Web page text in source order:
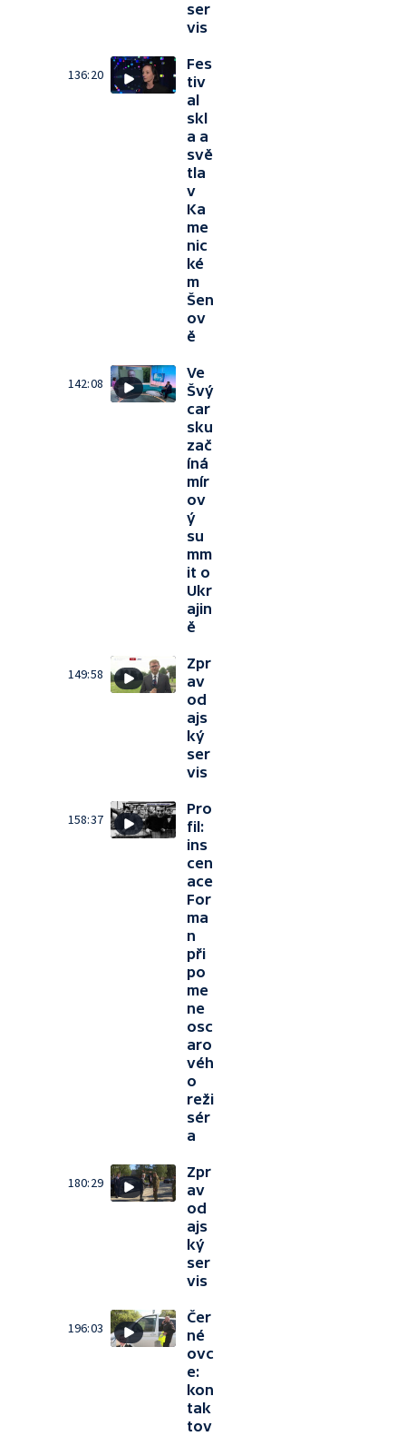
ser
vis
136:20
Fes
tiv
al
skl
a a
svě
tla
v
Ka
me
nic
ké
m
Šen
ov
ě
142:08
Ve
Švý
car
sku
zač
íná
mír
ov
ý
su
mm
it o
Ukr
ajin
ě
149:58
Zpr
av
od
ajs
ký
ser
vis
158:37
Pro
fil:
ins
cen
ace
For
ma
n
při
po
me
ne
osc
aro
véh
o
reži
sér
a
180:29
Zpr
av
od
ajs
ký
ser
vis
196:03
Čer
né
ovc
e:
kon
tak
tov